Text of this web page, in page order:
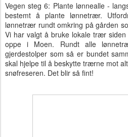
Vegen steg 6: Plante lønnealle -
bestemt å plante lønnetrær.
lønnetrær rundt omkring på gården
Vi har valgt å bruke lokale trær
oppe i Moen. Rundt alle
gjerdestolper som så er bundet
skal hjelpe til å beskytte trærne mot
snøfreseren. Det blir så fint!